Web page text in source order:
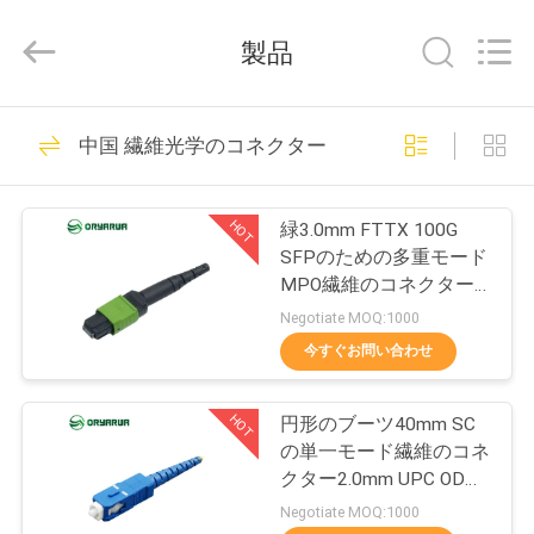
プ
ト
2021
Equipment
CO.,LTD.
Reserved.
LCの繊維光学のア
ダプター
93
繊維光学のアダプ
ター
79
製品
中国 繊維光学のコネクター
HOT
緑3.0mm FTTX 100G
SFPのための多重モード
MPO繊維のコネクター
の女性
Negotiate MOQ:1000
今すぐお問い合わせ
HOT
円形のブーツ40mm SC
の単一モード繊維のコネ
クター2.0mm UPC ODM
OEM
Negotiate MOQ:1000